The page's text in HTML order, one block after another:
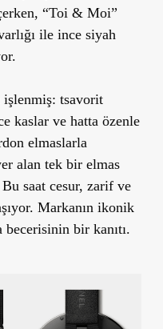
“Toi & Moi”
ile ince siyah
işlenmiş: tsavorit
kaslar ve hatta özenle
elmaslarla
alan tek bir elmas
saat cesur, zarif ve
Markanın ikonik
bir kanıtı.